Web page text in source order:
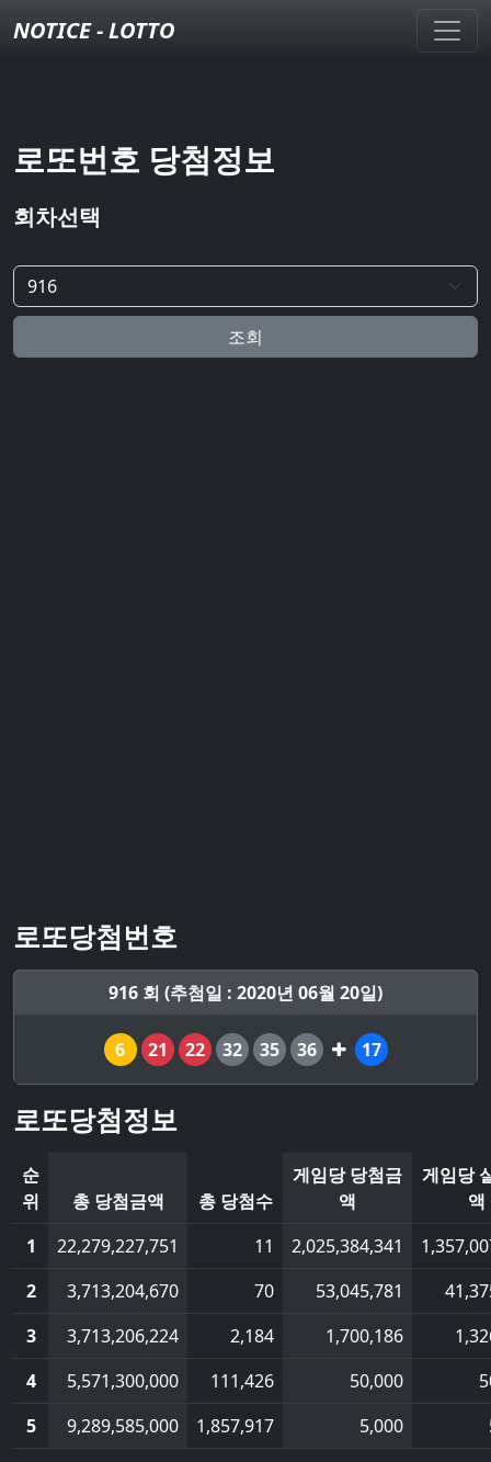
NOTICE - LOTTO
로또번호 당첨정보
회차선택
조회
로또당첨번호
916 회 (추첨일 : 2020년 06월 20일)
6 21 22 32 35 36 17
로또당첨정보
순
위
총 당첨금액 총 당첨수
게임당 당첨금
액
게임당
액
1
22,279,227,751 11 2,025,384,341
2
3,713,204,670 70 53,045,781
3
3,713,206,224 2,184 1,700,186
4
5,571,300,000 111,426 50,000
5
9,289,585,000 1,857,917 5,000